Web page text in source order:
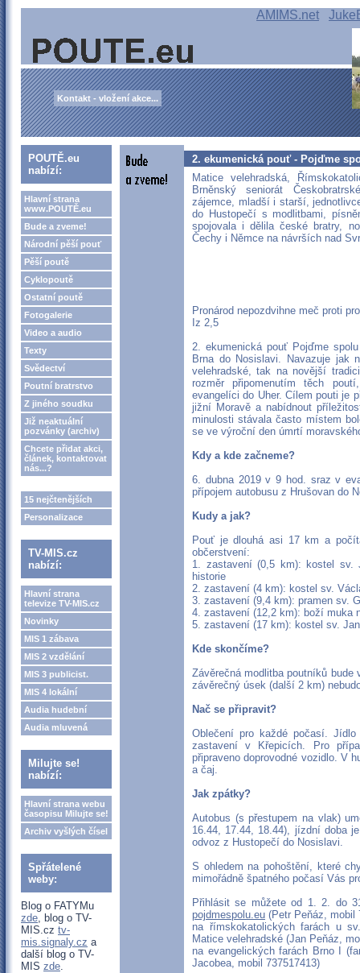
AMIMS.net
Kontakt - vložení akce...
POUTĚ.eu
nabízí:
Hlavní strana
www.POUTĚ.eu
Bude a zveme!
Národní pěší pouť
Pěší poutě
Cyklopoutě
Ostatní poutě
Fotogalerie
Video a audio
Texty
Svědectví
Poutní bratrstvo
Z jiného soudku
Již neaktuální
pozvánky (archiv)
Chcete přidat akci,
článek, kontaktovat
nás...?
15 nejčtenějších
Personalizace
TV-MIS.cz
nabízí:
Hlavní strana
televize TV-MIS.cz
Novinky
MIS 1 zábava
MIS 2 vzdělání
MIS 3 publicist.
MIS 4 lokální
Audia hudební
Audia mluvená
Milujte se!
nabízí:
Hlavní strana webu
časopisu Milujte se!
Archiv vyšlých čísel
Spřátelené
weby:
Blog o FATYMu
zde, blog o TV-
MIS.cz tv-
mis.signaly.cz a
další blog o TV-
MIS zde.
2. ekumenická pouť - Pojďme
Matice velehradská,
Brněnský seniorát
zájemce, mladší i starší,
do Hustopečí s modlitbami,
spojovala i dělila české bratry,
Čechy i Němce na návrších nad
Pronárod nepozdvihne meč proti
Iz 2,5
2. ekumenická pouť Pojďme
Brna do Nosislavi. Navazuje jak
velehradské, tak na novější
rozměr připomenutím těch
evangelíci do Uher. Cílem pouti je
jižní Moravě a nabídnout
minulosti stávala často místem
se ve výroční den úmrtí
Kdy a kde začneme?
6. dubna 2019 v 9 hod. sraz v
přípojem autobusu z Hrušovan do
Kudy a jak?
Pouť je dlouhá asi 17 km a
občerstvení:
1. zastavení (0,5 km): kostel sv.
historie
2. zastavení (4 km): kostel sv.
3. zastavení (9,4 km): pramen sv.
4. zastavení (12,2 km): boží muka
5. zastavení (17 km): kostel sv.
Kde skončíme?
Závěrečná modlitba poutníků
závěrečný úsek (další 2 km)
Nač se připravit?
Oblečení pro každé počasí.
zastavení v Křepicích. Pro
připraveno doprovodné vozidlo. V
a čaj.
Jak zpátky?
Autobus (s přestupem na vlak)
16.44, 17.44, 18.44), jízdní doba
odvoz z Hustopečí do Nosislavi.
S ohledem na pohoštění, které
mimořádně špatného počasí Vás
Přihlásit se můžete od 1. 2. do
pojdmespolu.eu (Petr Peňáz, mobil
na římskokatolických farách u
Matice velehradské (Jan Peňáz,
na evangelických farách Brno I
Jacobea, mobil 737517413)